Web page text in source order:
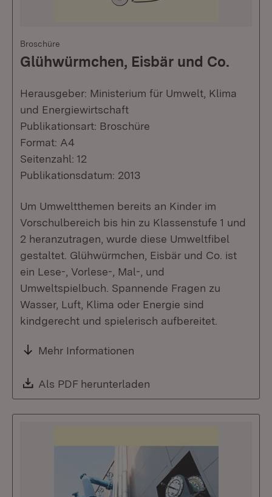
Broschüre
Glühwürmchen, Eisbär und Co.
Herausgeber: Ministerium für Umwelt, Klima
und Energiewirtschaft
Publikationsart: Broschüre
Format: A4
Seitenzahl: 12
Publikationsdatum: 2013
Um Umweltthemen bereits an Kinder im
Vorschulbereich bis hin zu Klassenstufe 1 und
2 heranzutragen, wurde diese Umweltfibel
gestaltet. Glühwürmchen, Eisbär und Co. ist
ein Lese-, Vorlese-, Mal-, und
Umweltspielbuch. Spannende Fragen zu
Wasser, Luft, Klima oder Energie sind
kindgerecht und spielerisch aufbereitet.
Mehr Informationen
Download:
Als PDF herunterladen